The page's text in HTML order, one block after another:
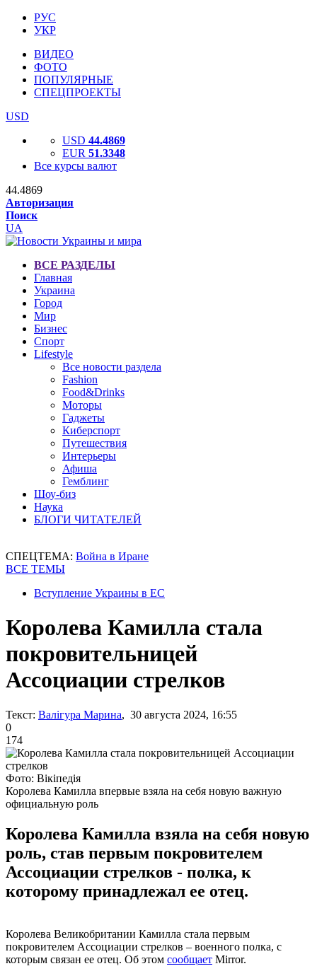
РУС
УКР
ВИДЕО
ФОТО
ПОПУЛЯРНЫЕ
СПЕЦПРОЕКТЫ
USD
USD 44.4869
EUR 51.3348
Все курсы валют
44.4869
Авторизация
Поиск
UA
ВСЕ РАЗДЕЛЫ
Главная
Украина
Город
Мир
Бизнес
Спорт
Lifestyle
Все новости раздела
Fashion
Food&Drinks
Моторы
Гаджеты
Киберспорт
Путешествия
Интерьеры
Афиша
Гемблинг
Шоу-биз
Наука
БЛОГИ ЧИТАТЕЛЕЙ
СПЕЦТЕМА: Война в Иране
ВСЕ ТЕМЫ
Вступление Украины в ЕС
Королева Камилла стала
покровительницей
Ассоциации стрелков
Текст: Валігура Марина, 30 августа 2024, 16:55
0
174
Фото: Вікіпедія
Королева Камилла впервые взяла на себя новую важную
официальную роль
Королева Камилла взяла на себя новую
роль, став первым покровителем
Ассоциации стрелков - полка, к
которому принадлежал ее отец.
Королева Великобритании Камилла стала первым
покровителем Ассоциации стрелков – военного полка, с
которым связан ее отец. Об этом сообщает Mirror.